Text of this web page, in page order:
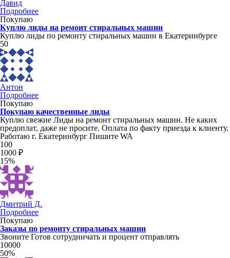
Давид
Подробнее
Покупаю
Куплю лиды на ремонт стиральных машин
Куплю лиды по ремонту стиральных машин в Екатеринбурге
50
Антон
Подробнее
Покупаю
Покупаю качественные лиды
Куплю свежие Лиды на ремонт стиральных машин. Не каких
предоплат, даже не просите. Оплата по факту приезда к клиенту.
Работаю г. Екатеринбург Пишите WA
100
1000 ₽
15%
Дмитрий Д.
Подробнее
Покупаю
Заказы по ремонту стиральных машин
Звоните Готов сотрудничать и процент отправлять
10000
50%